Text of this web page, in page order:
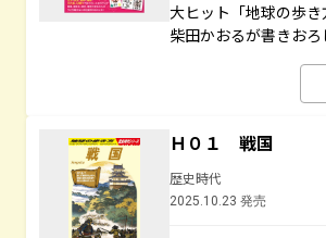
大ヒット「地球の歩
柴田かおるが書きおろ
Ｈ０１ 戦国
歴史時代
2025.10.23 発売